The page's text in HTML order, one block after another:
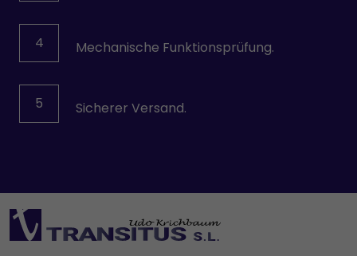
4 Mechanische Funktionsprüfung.
5 Sicherer Versand.